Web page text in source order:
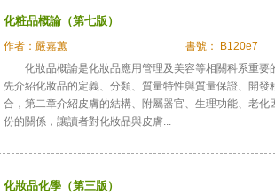
化粧品概論（第七版）
作者：嚴嘉蕙
書號： B120e7
化妝品概論是化妝品應用管理及美容等相關科系重要
先介紹化妝品的定義、分類、質量特性與質量保證、開發
合，第二章介紹皮膚的結構、附屬器官、生理功能、老化
份的關係，讓讀者對化妝品與皮膚...
化妝品化學（第三版）